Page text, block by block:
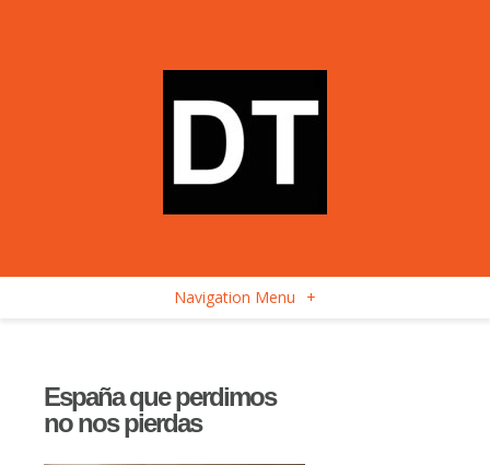
Navigation Menu +
España que perdimos
no nos pierdas